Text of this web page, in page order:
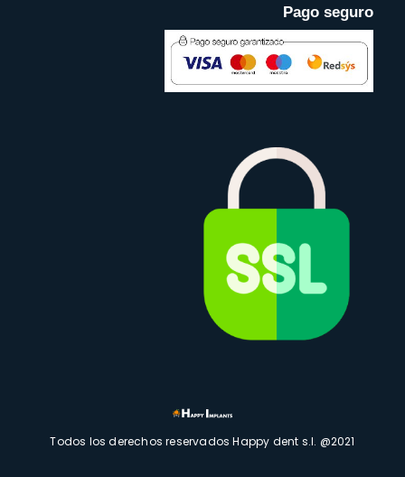
Pago seguro
Todos los derechos reservados Happy dent s.l. @2021